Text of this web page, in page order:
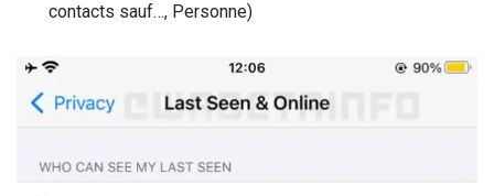
contacts sauf…, Personne)